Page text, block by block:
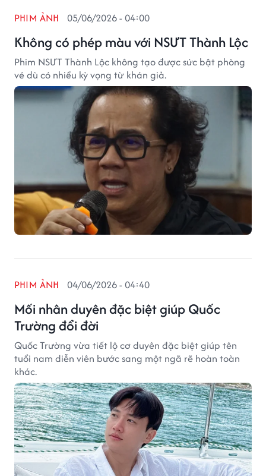
Không có phép màu với NSƯT Thành Lộc
PHIM ẢNH 05/06/2026 - 04:00
Phim NSƯT Thành Lộc không tạo được sức bật phòng
vé dù có nhiều kỳ vọng từ khán giả.
Mối nhân duyên đặc biệt giúp Quốc
Trường đổi đời
PHIM ẢNH 04/06/2026 - 04:40
Quốc Trường vừa tiết lộ cơ duyên đặc biệt giúp tên
tuổi nam diễn viên bước sang một ngã rẽ hoàn toàn
khác.